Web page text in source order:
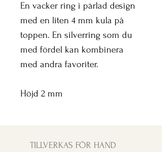
En vacker ring i pärlad design
med en liten 4 mm kula på
toppen. En silverring som du
med fördel kan kombinera
med andra favoriter.
Höjd 2 mm
TILLVERKAS FÖR HAND